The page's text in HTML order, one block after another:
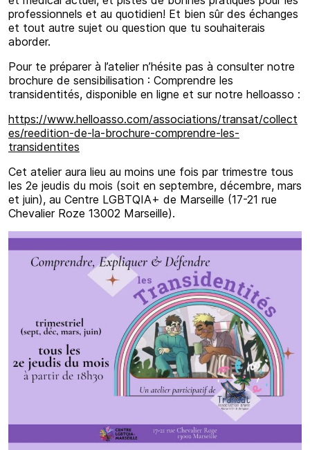
professionnels et au quotidien! Et bien sûr des échanges
et tout autre sujet ou question que tu souhaiterais
aborder.
Pour te préparer à l’atelier n’hésite pas à consulter notre
brochure de sensibilisation : Comprendre les
transidentités, disponible en ligne et sur notre helloasso :
https://www.helloasso.com/associations/transat/collect
es/reedition-de-la-brochure-comprendre-les-
transidentites
Cet atelier aura lieu au moins une fois par trimestre tous
les 2e jeudis du mois (soit en septembre, décembre, mars
et juin), au Centre LGBTQIA+ de Marseille (17-21 rue
Chevalier Roze 13002 Marseille).